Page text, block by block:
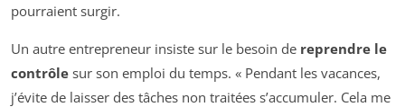
pourraient surgir.
Un autre entrepreneur insiste sur le besoin de reprendre le
contrôle sur son emploi du temps. « Pendant les vacances,
j’évite de laisser des tâches non traitées s’accumuler. Cela me